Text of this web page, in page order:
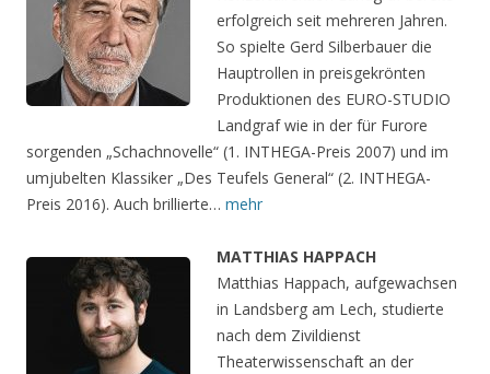
erfolgreich seit mehreren Jahren.
So spielte Gerd Silberbauer die
Hauptrollen in preisgekrönten
Produktionen des EURO-STUDIO
Landgraf wie in der für Furore
sorgenden „Schachnovelle“ (1. INTHEGA-Preis 2007) und im
umjubelten Klassiker „Des Teufels General“ (2. INTHEGA-
Preis 2016). Auch brillierte… mehr
MATTHIAS HAPPACH
Matthias Happach, aufgewachsen
in Landsberg am Lech, studierte
nach dem Zivildienst
Theaterwissenschaft an der